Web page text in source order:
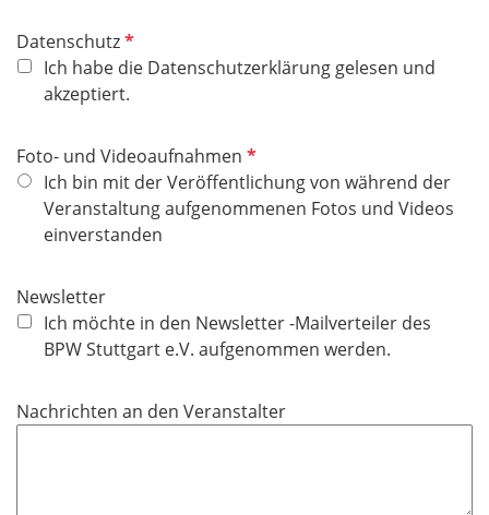
d
DatenschutzP
f
l
c
h
t
Ich habe die Datenschutzerklärung gelesen und
akzeptiert.
Foto- und Videoaufnahmen P
f
l
t
d
Ich bin mit der Veröffentlichung von während der
Veranstaltung aufgenommenen Fotos und Videos
einverstanden
Newsletter
Ich möchte in den Newsletter -Mailverteiler des
BPW Stuttgart e.V. aufgenommen werden.
Nachrichten an den Veranstalter